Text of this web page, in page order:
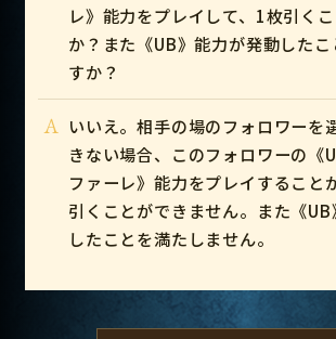
レ》能力をプレイして、1枚引く
か？また《UB》能力が発動した
すか？
A いいえ。相手の場のフォロワーを
きない場合、このフォロワーの《
ファーレ》能力をプレイすること
引くことができません。また《
したことを満たしません。